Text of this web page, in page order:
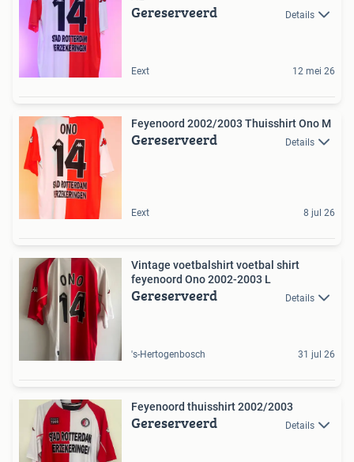
Gereserveerd Details
Eext 12 mei 26
Feyenoord 2002/2003 Thuisshirt Ono M
Gereserveerd Details
Eext 8 jul 26
Vintage voetbalshirt voetbal shirt
feyenoord Ono 2002-2003 L
Gereserveerd Details
's-Hertogenbosch 31 jul 26
Feyenoord thuisshirt 2002/2003
Gereserveerd Details